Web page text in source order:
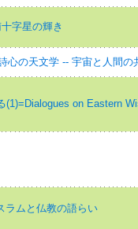
字星の輝き
心の天文学 -- 宇宙と人間の
(1)=Dialogues on Eastern
ラムと仏教の語らい